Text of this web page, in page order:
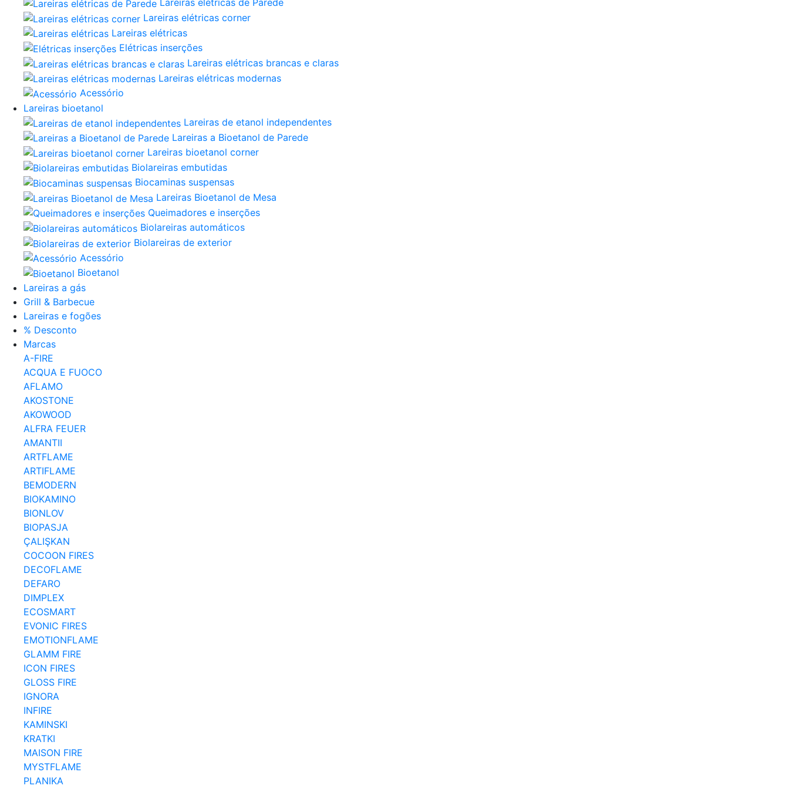
Lareiras elétricas de Parede
Lareiras elétricas corner
Lareiras elétricas
Elétricas inserções
Lareiras elétricas brancas e claras
Lareiras elétricas modernas
Acessório
Lareiras bioetanol
Lareiras de etanol independentes
Lareiras a Bioetanol de Parede
Lareiras bioetanol corner
Biolareiras embutidas
Biocaminas suspensas
Lareiras Bioetanol de Mesa
Queimadores e inserções
Biolareiras automáticos
Biolareiras de exterior
Acessório
Bioetanol
Lareiras a gás
Grill & Barbecue
Lareiras e fogões
% Desconto
Marcas
A-FIRE
ACQUA E FUOCO
AFLAMO
AKOSTONE
AKOWOOD
ALFRA FEUER
AMANTII
ARTFLAME
ARTIFLAME
BEMODERN
BIOKAMINO
BIONLOV
BIOPASJA
ÇALIŞKAN
COCOON FIRES
DECOFLAME
DEFARO
DIMPLEX
ECOSMART
EVONIC FIRES
EMOTIONFLAME
GLAMM FIRE
ICON FIRES
GLOSS FIRE
IGNORA
INFIRE
KAMINSKI
KRATKI
MAISON FIRE
MYSTFLAME
PLANIKA